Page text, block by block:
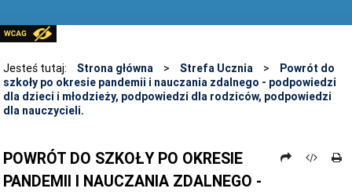
PLIKI DO POBRANIA
LINKI
ARCHIWUM STRONY
STOSOWANIE TECHNOLOGII TIK - TABLICA INTERAKTYWNA
DANE OSOBOWE
Jesteś tutaj: Strona główna > Strefa Ucznia >
Powrót do
szkoły po okresie pandemii i nauczania zdalnego - podpowiedzi
dla dzieci i młodzieży, podpowiedzi dla rodziców, podpowiedzi
dla nauczycieli.
POWRÓT DO SZKOŁY PO OKRESIE
PANDEMII I NAUCZANIA ZDALNEGO -